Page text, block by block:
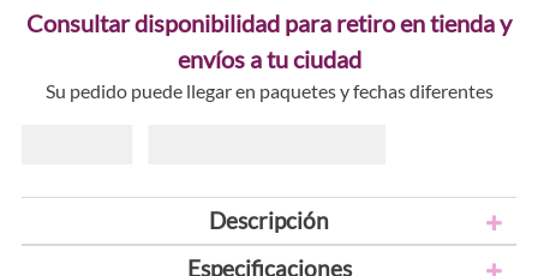
Consultar disponibilidad para retiro en tienda y
envíos a tu ciudad
Su pedido puede llegar en paquetes y fechas diferentes
Descripción
Especificaciones